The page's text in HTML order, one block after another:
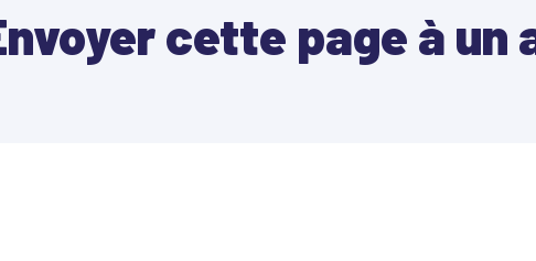
cette page à un